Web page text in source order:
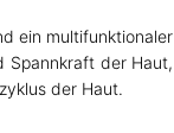
ein
Spannkraft der
der Haut.